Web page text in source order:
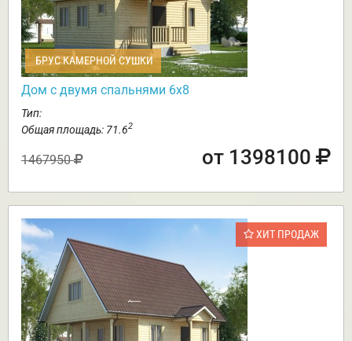
БРУС КАМЕРНОЙ СУШКИ
Дом с двумя спальнями 6х8
Тип:
Общая площадь: 71.62
1467950 от 1398100
ХИТ ПРОДАЖ